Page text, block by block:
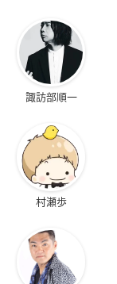
諏訪部順一
村瀬歩